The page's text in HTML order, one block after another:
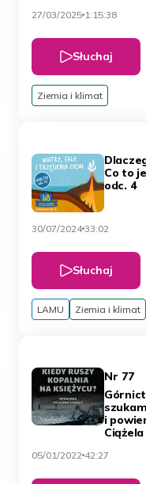
27/03/2025 1:15:38
Słuchaj
Ziemia i klimat
Co to
odc. 4
30/07/2024 33:02
Słuchaj
LAMU Ziemia i klimat
Nr 77
i
Ciążela
05/01/2022 42:27